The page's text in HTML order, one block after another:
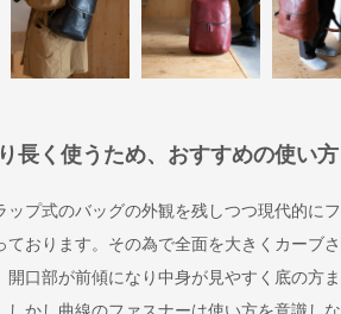
長く使うため、おすすめの使い方
ップ式のバッグの外観を残しつつ現代的に
ております。その為で全面を大きくカーブ
開口部が前傾になり中身が見やすく底の方